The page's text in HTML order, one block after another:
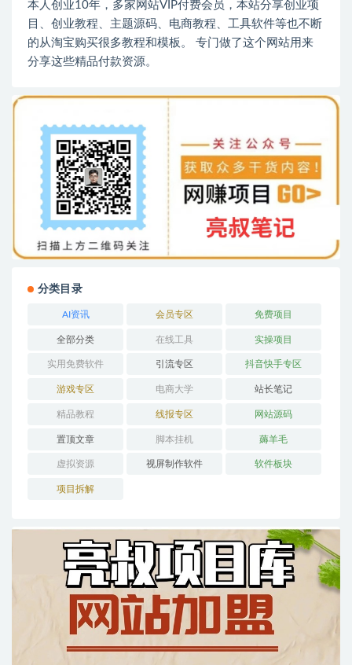
本人创业10年，多家网站VIP付费会员，本站分享创业项
目、创业教程、主题源码、电商教程、工具软件等也不断
的从淘宝购买很多教程和模板。 专门做了这个网站用来
分享这些精品付款资源。
分类目录
AI资讯 会员专区 免费项目
全部分类 在线工具 实操项目
实用免费软件 引流专区 抖音快手专区
游戏专区 电商大学 站长笔记
精品教程 线报专区 网站源码
置顶文章 脚本挂机 薅羊毛
虚拟资源 视屏制作软件 软件板块
项目拆解